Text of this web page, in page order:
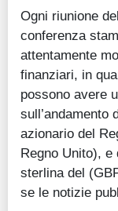
Ogni riunione
conferenza
attentamente
finanziari, in
possono avere
sull’andamento
azionario del
Regno Unito),
sterlina del
se le notizie